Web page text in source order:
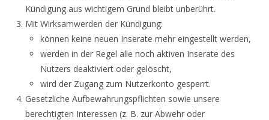
Kündigung aus wichtigem Grund bleibt unberührt.
Mit Wirksamwerden der Kündigung:
können keine neuen Inserate mehr eingestellt werden,
werden in der Regel alle noch aktiven Inserate des
Nutzers deaktiviert oder gelöscht,
wird der Zugang zum Nutzerkonto gesperrt.
Gesetzliche Aufbewahrungspflichten sowie unsere
berechtigten Interessen (z. B. zur Abwehr oder